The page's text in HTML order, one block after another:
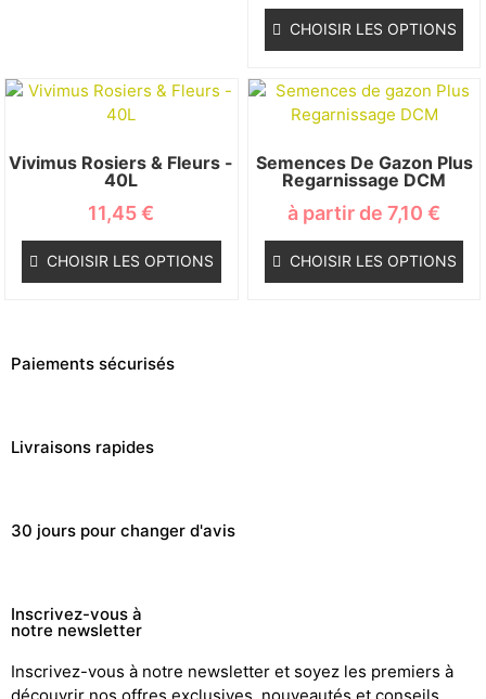
CHOISIR LES OPTIONS
Vivimus Rosiers & Fleurs -
40L
11,45€
CHOISIR LES OPTIONS
Semences De Gazon Plus
Regarnissage DCM
à partir de7,10€
CHOISIR LES OPTIONS
Paiements sécurisés
Livraisons rapides
30 jours pour changer d'avis
Inscrivez-vous à
notre newsletter
Inscrivez-vous à notre newsletter et soyez les premiers à